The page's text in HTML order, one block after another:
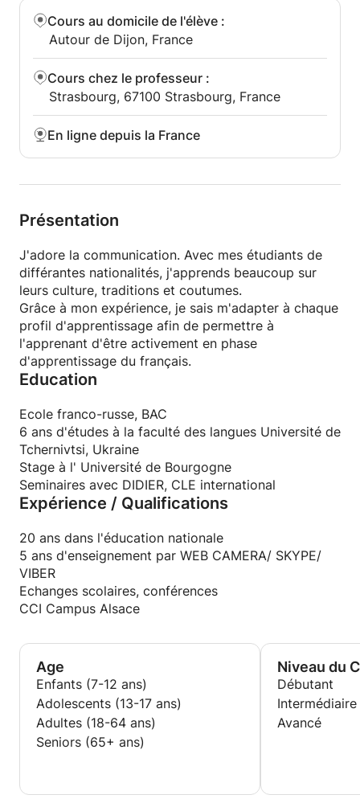
Cours au domicile de l'élève :
Autour de Dijon, France
Cours chez le professeur :
Strasbourg, 67100 Strasbourg, France
En ligne depuis la France
Présentation
J'adore la communication. Avec mes étudiants de
différantes nationalités, j'apprends beaucoup sur
leurs culture, traditions et coutumes.
Grâce à mon expérience, je sais m'adapter à chaque
profil d'apprentissage afin de permettre à
l'apprenant d'être activement en phase
d'apprentissage du français.
Education
Ecole franco-russe, BAC
6 ans d'études à la faculté des langues Université de
Tchernivtsi, Ukraine
Stage à l' Université de Bourgogne
Seminaires avec DIDIER, CLE international
Expérience / Qualifications
20 ans dans l'éducation nationale
5 ans d'enseignement par WEB CAMERA/ SKYPE/
VIBER
Echanges scolaires, conférences
CCI Campus Alsace
Age
Enfants (7-12 ans)
Adolescents (13-17 ans)
Adultes (18-64 ans)
Seniors (65+ ans)
Niveau du
Débutant
Intermédiaire
Avancé